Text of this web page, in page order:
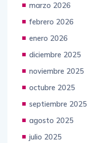
marzo 2026
febrero 2026
enero 2026
diciembre 2025
noviembre 2025
octubre 2025
septiembre 2025
agosto 2025
julio 2025